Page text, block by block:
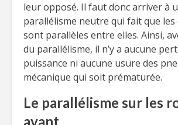
leur opposé. Il faut donc arriver à
parallélisme neutre qui fait que
sont parallèles entre elles. Ainsi,
du parallélisme, il n’y a aucune
puissance ni aucune usure des
mécanique qui soit prématurée.
Le parallélisme sur les
avant